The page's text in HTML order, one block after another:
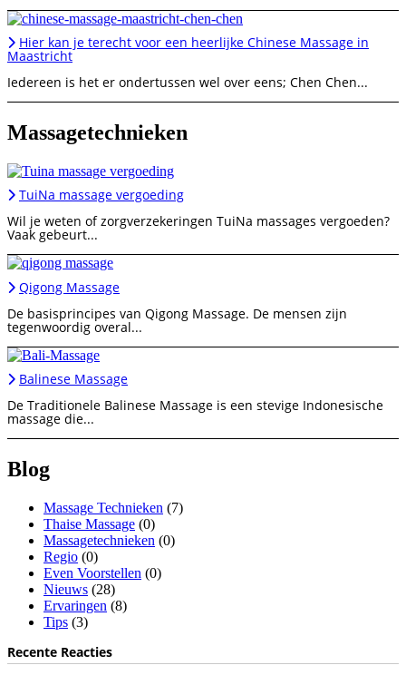
Hier kan je terecht voor een heerlijke Chinese Massage in
Maastricht
Iedereen is het er ondertussen wel over eens; Chen Chen...
Massagetechnieken
TuiNa massage vergoeding
Wil je weten of zorgverzekeringen TuiNa massages vergoeden?
Vaak gebeurt...
Qigong Massage
De basisprincipes van Qigong Massage. De mensen zijn
tegenwoordig overal...
Balinese Massage
De Traditionele Balinese Massage is een stevige Indonesische
massage die...
Blog
Massage Technieken (7)
Thaise Massage (0)
Massagetechnieken (0)
Regio (0)
Even Voorstellen (0)
Nieuws (28)
Ervaringen (8)
Tips (3)
Recente Reacties